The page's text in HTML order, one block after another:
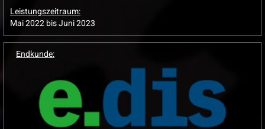
Leistungszeitraum:
Mai 2022 bis Juni 2023
Endkunde: